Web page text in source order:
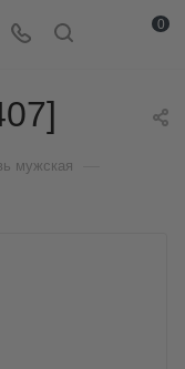
0
мужская